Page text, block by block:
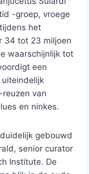
-groep, vroege
het
34 tot 23 miljoen
waarschijnlijk tot
een
van
en ninkes.
gebouwd
senior curator
Institute. De